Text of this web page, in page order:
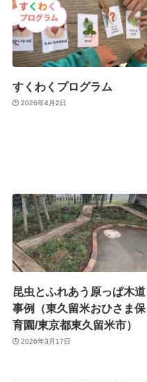
すくわくプログラム
2026年4月2日
昆虫とふれあう原っぱ木道
事例（東久留米おひさま保
育園/東京都東久留米市）
2026年3月17日